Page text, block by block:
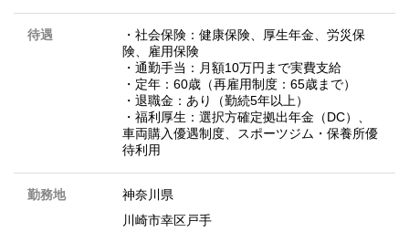
待遇
・社会保険：健康保険、厚生年金、労災保
険、雇用保険
・通勤手当：月額10万円まで実費支給
・定年：60歳（再雇用制度：65歳まで）
・退職金：あり（勤続5年以上）
・福利厚生：選択方確定拠出年金（DC）、
車両購入優遇制度、スポーツジム・保養所優
待利用
勤務地
神奈川県
川崎市幸区戸手